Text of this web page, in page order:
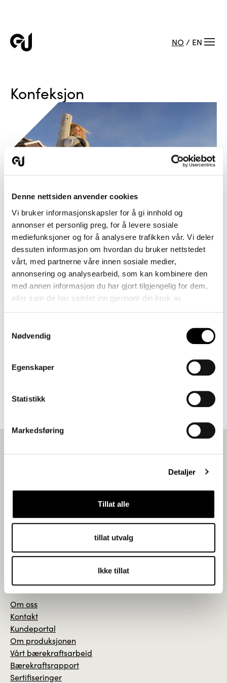
Denne nettsiden anvender cookies
Vi bruker informasjonskapsler for å gi innhold og
annonser et personlig preg, for å levere sosiale
mediefunksjoner og for å analysere trafikken vår. Vi deler
dessuten informasjon om hvordan du bruker nettstedet
vårt, med partnerne våre innen sosiale medier,
annonsering og analysearbeid, som kan kombinere den
med annen informasjon du har gjort tilgjengelig for dem,
eller som de har samlet inn gjennom din bruk av
Nødvendig
Egenskaper
Statistikk
Markedsføring
Detaljer
Tillat alle
tillat utvalg
Ikke tillat
NO / EN
Konfeksjon
Alfas nye vintersko i 100% norsk
ull
skoen
2626 LILLEHAMMER
Telefon:+47 61 22 15 00
Om oss
Kontakt
Kundeportal
Om produksjonen
Vårt bærekraftsarbeid
Bærekraftsrapport
Sertifiseringer